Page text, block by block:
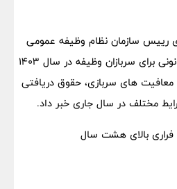
سازمان نظام وظیفه عمومی
فراجا با تشریح مشوق‌های قانونی برای سربازان وظیفه در سال ۱۴۰۳
های سربازی، حقوق دریافتی
مختلف در سال جاری خبر داد.
فراری بالای هشت سال